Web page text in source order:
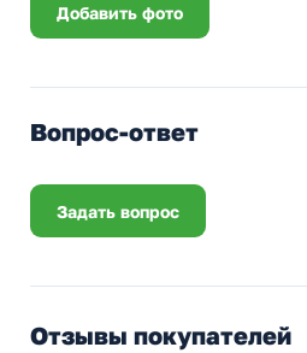
Добавить фото
Вопрос-ответ
Задать вопрос
Отзывы покупателей